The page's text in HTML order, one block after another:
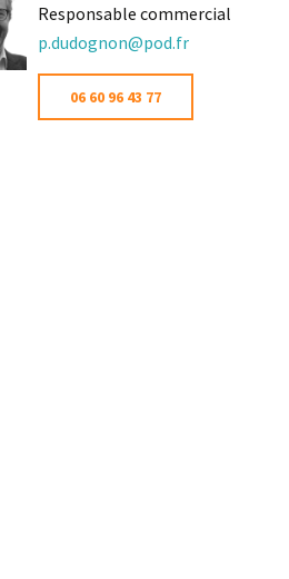
Responsable commercial
p.dudognon@pod.fr
06 60 96 43 77